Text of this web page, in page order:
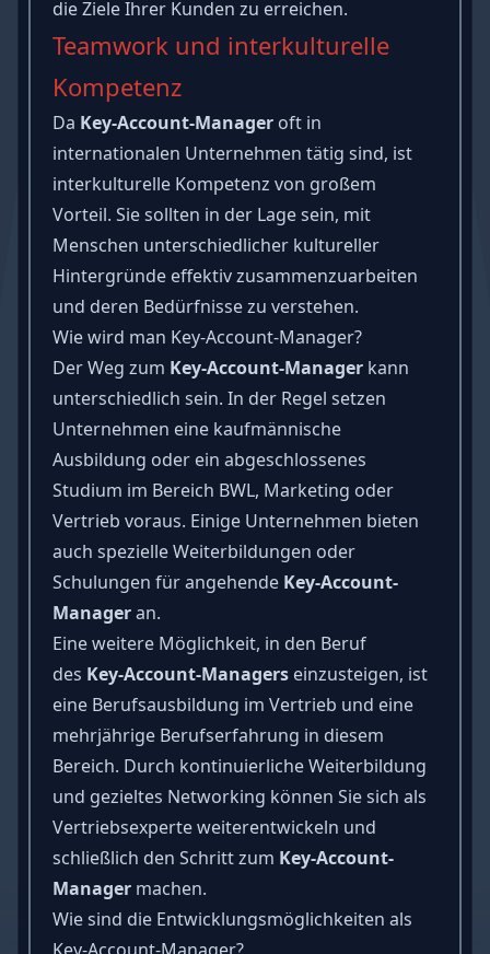
die Ziele Ihrer Kunden zu erreichen.
Teamwork und interkulturelle
Kompetenz
Da Key-Account-Manageroft in
internationalen Unternehmen tätig sind, ist
interkulturelle Kompetenz von großem
Vorteil. Sie sollten in der Lage sein, mit
Menschen unterschiedlicher kultureller
Hintergründe effektivzusammenzuarbeiten
und deren Bedürfnisse zu verstehen.
Wie wird man Key-Account-Manager?
Der Weg zum Key-Account-Managerkann
unterschiedlich sein. In der Regel setzen
Unternehmen eine kaufmännische
Ausbildung oder ein abgeschlossenes
Studium im Bereich BWL, Marketing oder
Vertrieb voraus. Einige Unternehmen bieten
auch spezielle Weiterbildungen oder
Schulungen für angehende Key-Account-
Manageran.
Eine weitere Möglichkeit, in den Beruf
des Key-Account-Managerseinzusteigen, ist
eine Berufsausbildung im Vertrieb und eine
mehrjährige Berufserfahrung in diesem
Bereich. Durch kontinuierliche Weiterbildung
und gezieltes Networking können Sie sich als
Vertriebsexperte weiterentwickeln und
schließlich den Schritt zum Key-Account-
Managermachen.
Wie sind die Entwicklungsmöglichkeiten als